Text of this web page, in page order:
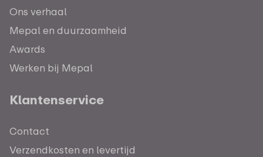
Ons verhaal
Mepal en duurzaamheid
Awards
Werken bij Mepal
Klantenservice
Contact
Verzendkosten en levertijd